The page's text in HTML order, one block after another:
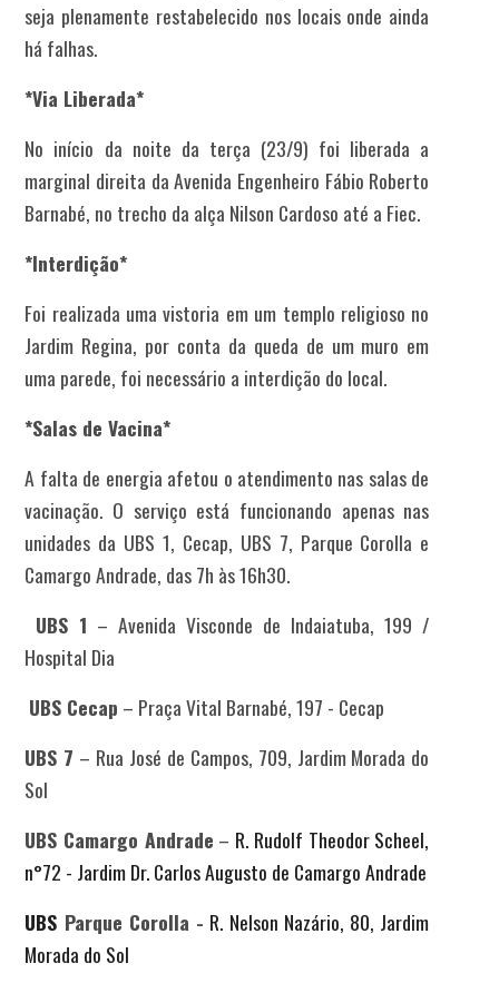
seja plenamente restabelecido nos locais onde ainda
há falhas.
*Via Liberada*
No início da noite da terça (23/9) foi liberada a
marginal direita da Avenida Engenheiro Fábio Roberto
Barnabé, no trecho da alça Nilson Cardoso até a Fiec.
*Interdição*
Foi realizada uma vistoria em um templo religioso no
Jardim Regina, por conta da queda de um muro em
uma parede, foi necessário a interdição do local.
*Salas de Vacina*
A falta de energia afetou o atendimento nas salas de
vacinação. O serviço está funcionando apenas nas
unidades da UBS 1, Cecap, UBS 7, Parque Corolla e
Camargo Andrade, das 7h às 16h30.
UBS 1 – Avenida Visconde de Indaiatuba, 199 /
Hospital Dia
UBS Cecap – Praça Vital Barnabé, 197 - Cecap
UBS 7 – Rua José de Campos, 709, Jardim Morada do
Sol
UBS Camargo Andrade – R. Rudolf Theodor Scheel,
n°72 - Jardim Dr. Carlos Augusto de Camargo Andrade
UBS Parque Corolla - R. Nelson Nazário, 80, Jardim
Morada do Sol